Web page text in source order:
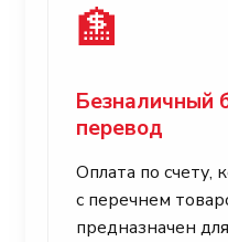
🏦
Безналичный
перевод
Оплата по
с перечнем
предназначен